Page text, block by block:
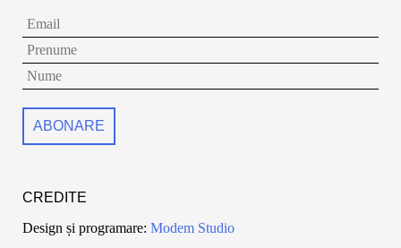
CREDITE
Design și programare: Modem Studio